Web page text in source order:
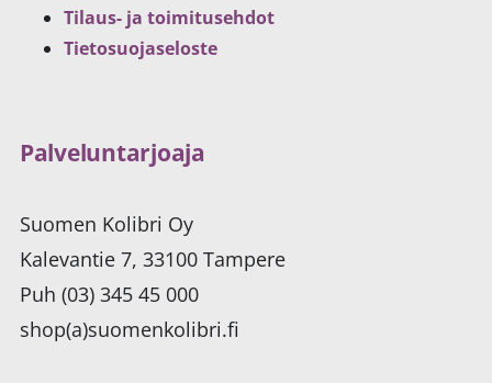
Tilaus- ja toimitusehdot
Tietosuojaseloste
Palveluntarjoaja
Suomen Kolibri Oy
Kalevantie 7, 33100 Tampere
Puh (03) 345 45 000
shop(a)suomenkolibri.fi